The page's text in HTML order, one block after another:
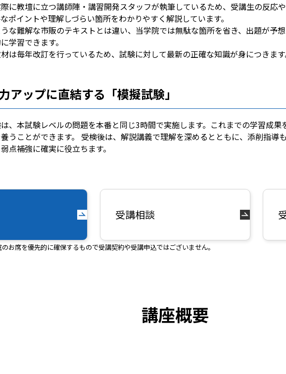
に教壇に立つ講師陣・講習開発スタッフが執筆しているため、受講生の反応
ポイントや理解しづらい箇所をわかりやすく解説しています。
な難解な市販のテキストとは違い、当学院では無駄な箇所を省き、出題が予
学習できます。
は毎年改訂を行っているため、試験に対して最新の正確な知識が身につきま
アップに直結する「模擬試験」
、本試験レベルの問題を本番と同じ3時間で実施します。これまでの学習成
うことができます。 受検後は、解説講義で理解を深めるとともに、添削指導
点補強に確実に役立ちます。
受講相談
お席を優先的に確保するもので受講契約や受講申込ではございません。
講座概要